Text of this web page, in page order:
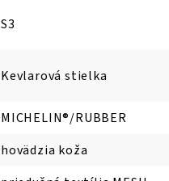
S3
Kevlarová stielka
MICHELIN®/RUBBER
hovädzia koža